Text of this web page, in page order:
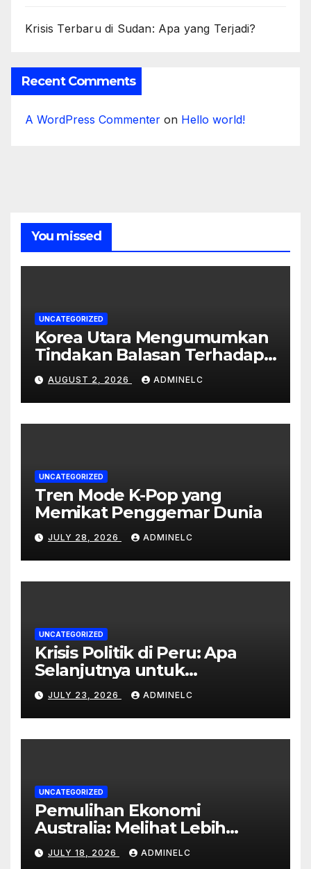
Krisis Terbaru di Sudan: Apa yang Terjadi?
Recent Comments
A WordPress Commenter on Hello world!
You missed
UNCATEGORIZED
Korea Utara Mengumumkan
Tindakan Balasan Terhadap
Sanksi Internasional
AUGUST 2, 2026 ADMINELC
UNCATEGORIZED
Tren Mode K-Pop yang
Memikat Penggemar Dunia
JULY 28, 2026 ADMINELC
UNCATEGORIZED
Krisis Politik di Peru: Apa
Selanjutnya untuk
Rakyatnya?
JULY 23, 2026 ADMINELC
UNCATEGORIZED
Pemulihan Ekonomi
Australia: Melihat Lebih
Dekat pada Tahun 2023
JULY 18, 2026 ADMINELC